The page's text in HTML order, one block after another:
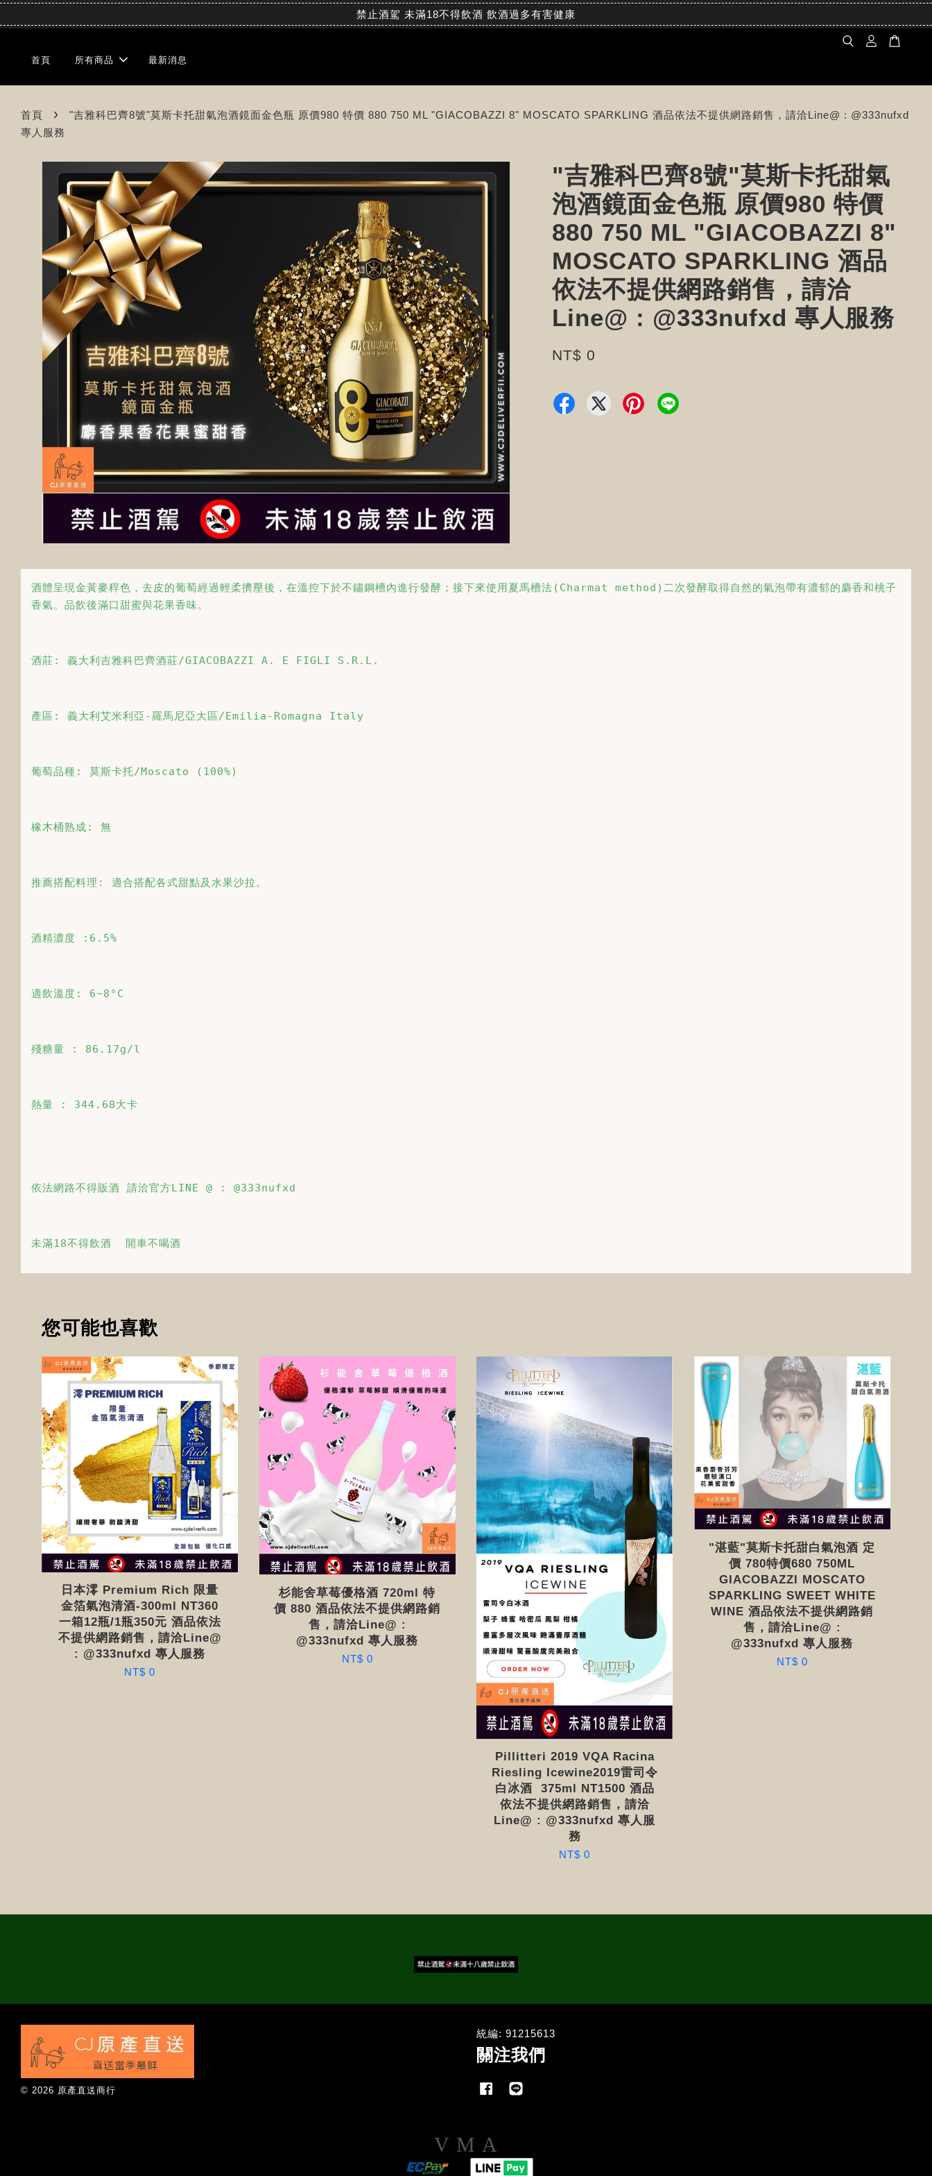
禁止酒駕 未滿18不得飲酒 飲酒過多有害健康
首頁 所有商品 最新消息
首頁 ›
"吉雅科巴齊8號"莫斯卡托甜氣泡酒鏡面金色瓶 原價980 特價 880 750 ML "GIACOBAZZI 8" MOSCATO SPARKLING 酒品依法不提供網路銷售，請洽Line@ : @333nufxd
專人服務
"吉雅科巴齊8號"莫斯卡托甜氣
泡酒鏡面金色瓶 原價980 特價
880 750 ML "GIACOBAZZI 8"
MOSCATO SPARKLING 酒品
依法不提供網路銷售，請洽
Line@ : @333nufxd 專人服務
NT$ 0
酒體呈現金黃麥稈色，去皮的葡萄經過輕柔擠壓後，在溫控下於不鏽鋼槽內進行發酵；接下來使用夏馬槽法(Charmat method)二次發酵取得自然的氣泡帶有濃郁的麝香和桃子
香氣。品飲後滿口甜蜜與花果香味。
酒莊: 義大利吉雅科巴齊酒莊/GIACOBAZZI A. E FIGLI S.R.L.
產區: 義大利艾米利亞-羅馬尼亞大區/Emilia-Romagna Italy
葡萄品種: 莫斯卡托/Moscato (100%)
橡木桶熟成: 無
推薦搭配料理: 適合搭配各式甜點及水果沙拉。
酒精濃度 :6.5%
適飲溫度: 6~8°C
殘糖量 : 86.17g/l
熱量 : 344.68大卡
依法網路不得販酒 請洽官方LINE @ : @333nufxd
未滿18不得飲酒  開車不喝酒
您可能也喜歡
日本澪 Premium Rich 限量
金箔氣泡清酒-300ml NT360
一箱12瓶/1瓶350元 酒品依法
不提供網路銷售，請洽Line@
: @333nufxd 專人服務
NT$ 0
杉能舍草莓優格酒 720ml 特
價 880 酒品依法不提供網路銷
售，請洽Line@ :
@333nufxd 專人服務
NT$ 0
Pillitteri 2019 VQA Racina
Riesling Icewine2019雷司令
白冰酒 375ml NT1500 酒品
依法不提供網路銷售，請洽
Line@ : @333nufxd 專人服
務
NT$ 0
"湛藍"莫斯卡托甜白氣泡酒 定
價 780特價680 750ML
GIACOBAZZI MOSCATO
SPARKLING SWEET WHITE
WINE 酒品依法不提供網路銷
售，請洽Line@ :
@333nufxd 專人服務
NT$ 0
© 2026 原產直送商行
統編: 91215613
關注我們
Facebook
Visa Master
Express